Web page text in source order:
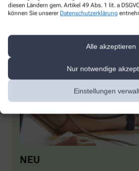
diesen Ländern gem. Artikel 49 Abs. 1 lit. a
können Sie unserer Datenschutzerklärung
Alle akzeptieren
Nur notwendige
Einstellungen
Krankenpflege
Diabetikerversorgung
Alle Leistungen
NEU